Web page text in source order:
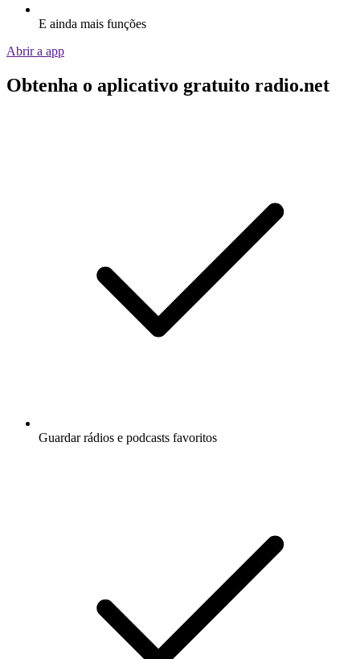
E ainda mais funções
Abrir a app
Obtenha o aplicativo gratuito radio.net
Guardar rádios e podcasts favoritos